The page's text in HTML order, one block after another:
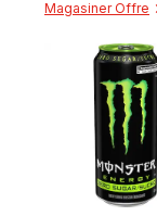
Magasiner Offre